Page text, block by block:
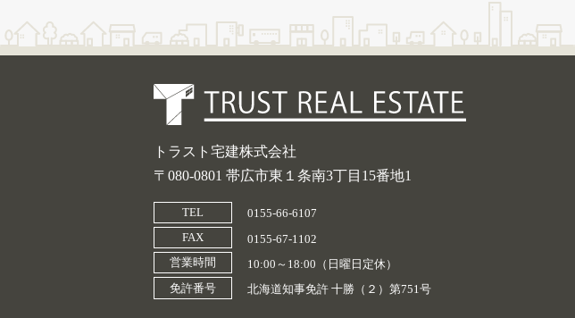
トラスト宅建株式会社
〒080-0801 帯広市東１条南3丁目15番地1
TEL
0155-66-6107
FAX
0155-67-1102
営業時間
10:00～18:00（日曜日定休）
免許番号
北海道知事免許 十勝（２）第751号